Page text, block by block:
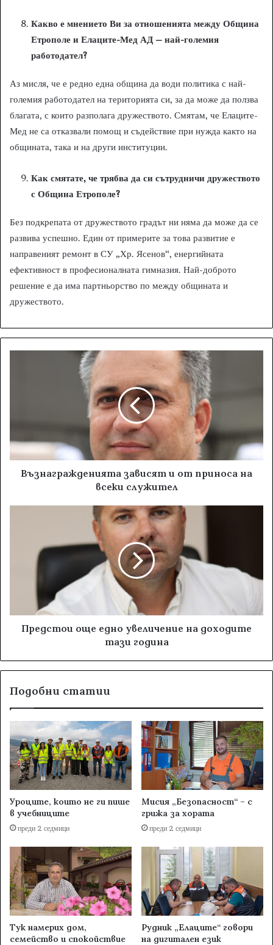
Какво е мнението Ви за отношенията между Община
Етрополе и Елаците-Мед АД – най-големия
работодател?
Аз мисля, че е редно една община да води политика с най-
големия работодател на територията си, за да може да ползва
благата, с които разполага дружеството. Смятам, че Елаците-
Мед не са отказвали помощ и съдействие при нужда както на
общината, така и на други институции.
Как смятате, че трябва да си сътрудничи дружеството
с Община Етрополе?
Без подкрепата от дружеството градът ни няма да може да се
развива успешно. Един от примерите за това развитие е
направеният ремонт в СУ „Хр. Ясенов“, енергийната
ефективност в професионалната гимназия. Най-доброто
решение е да има партньорство по между общината и
дружеството.
Възнагражденията зависят и от приноса на
всеки служител
Предстои още едно увеличение на доходите
тази година
Подобни статии
Уроците, които не ги пише
в учебниците
преди 2 седмици
Мисия „Безопасност“ – с
грижа за хората
преди 2 седмици
Тук намерих дом,
семейство и спокойствие
Рудник „Елаците“ говори
на дигитален език